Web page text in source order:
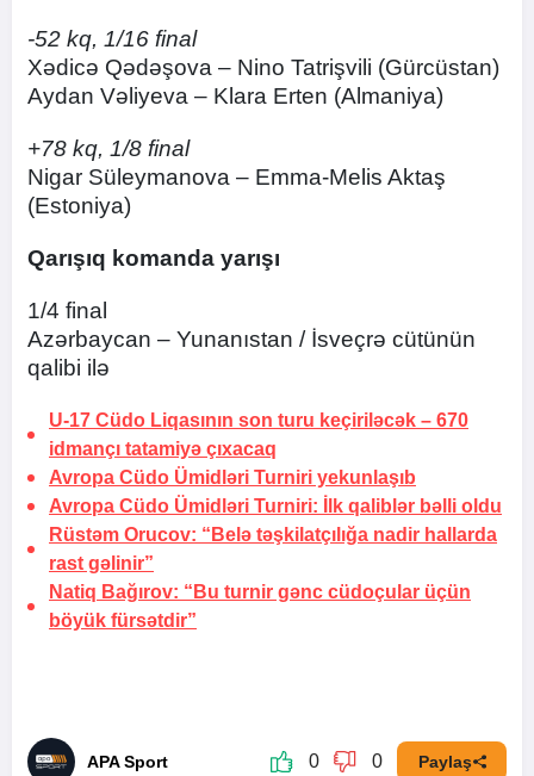
-52 kq, 1/16 final
Xədicə Qədəşova – Nino Tatrişvili (Gürcüstan)
Aydan Vəliyeva – Klara Erten (Almaniya)
+78 kq, 1/8 final
Nigar Süleymanova – Emma-Melis Aktaş
(Estoniya)
Qarışıq komanda yarışı
1/4 final
Azərbaycan – Yunanıstan / İsveçrə cütünün
qalibi ilə
U-17 Cüdo Liqasının son turu keçiriləcək – 670
idmançı tatamiyə çıxacaq
Avropa Cüdo Ümidləri Turniri yekunlaşıb
Avropa Cüdo Ümidləri Turniri: İlk qaliblər bəlli oldu
Rüstəm Orucov: “Belə təşkilatçılığa nadir hallarda
rast gəlinir”
Natiq Bağırov: “Bu turnir gənc cüdoçular üçün
böyük fürsətdir”
APA Sport 0 0 Paylaş